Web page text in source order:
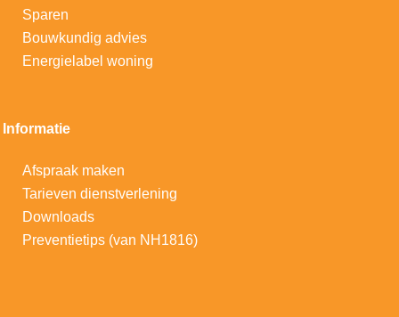
Sparen
Bouwkundig advies
Energielabel woning
Informatie
Afspraak maken
Tarieven dienstverlening
Downloads
Preventietips (van NH1816)